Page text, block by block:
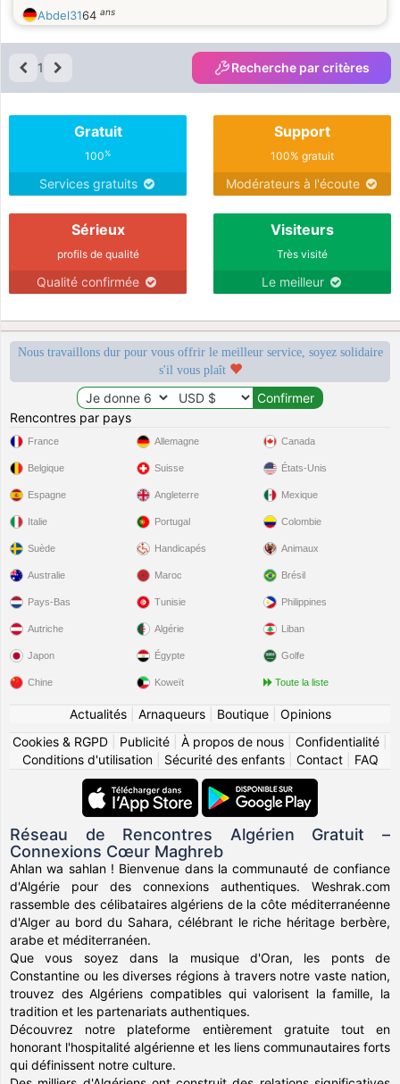
Abdel3164 ans
1 Recherche par critères
Gratuit
100%
Services gratuits
Support
100% gratuit
Modérateurs à l'écoute
Sérieux
profils de qualité
Qualité confirmée
Visiteurs
Très visité
Le meilleur
Nous travaillons dur pour vous offrir le meilleur service, soyez solidaire
s'il vous plaît
Rencontres par pays
France
Belgique
Espagne
Italie
Suède
Allemagne
Suisse
Angleterre
Portugal
Handicapés
Canada
États-Unis
Mexique
Colombie
Animaux
Australie
Pays-Bas
Autriche
Japon
Chine
Maroc
Tunisie
Algérie
Égypte
Koweït
Brésil
Philippines
Liban
Golfe
Toute la liste
Actualités| Arnaqueurs| Boutique| Opinions
Cookies & RGPD
Publicité À propos de nous Confidentialité
Conditions d'utilisation| Sécurité des enfants| Contact| FAQ
Réseau de Rencontres Algérien Gratuit –
Connexions Cœur Maghreb
Ahlan wa sahlan ! Bienvenue dans la communauté de confiance
d'Algérie pour des connexions authentiques. Weshrak.com
rassemble des célibataires algériens de la côte méditerranéenne
d'Alger au bord du Sahara, célébrant le riche héritage berbère,
arabe et méditerranéen.
Que vous soyez dans la musique d'Oran, les ponts de
Constantine ou les diverses régions à travers notre vaste nation,
trouvez des Algériens compatibles qui valorisent la famille, la
tradition et les partenariats authentiques.
Découvrez notre plateforme entièrement gratuite tout en
honorant l'hospitalité algérienne et les liens communautaires forts
qui définissent notre culture.